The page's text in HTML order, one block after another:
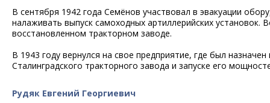
В сентября 1942 года Семёнов участвовал в эвакуации
налаживать выпуск самоходных артиллерийских
восстановленном тракторном заводе.
В 1943 году вернулся на свое предприятие, где был
Сталинградского тракторного завода и запуске его
Рудяк Евгений Георгиевич